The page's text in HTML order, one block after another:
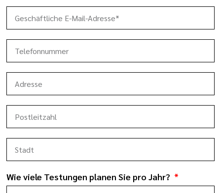
Wie viele Testungen planen Sie pro Jahr?